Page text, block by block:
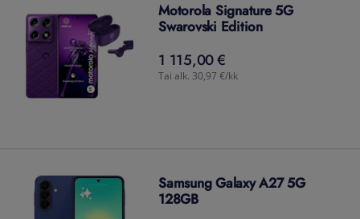
Motorola Signature 5G
Swarovski Edition
1 115,00 €
1 115,00€
Tai alk. 30,97 €/kk
Samsung Galaxy A27 5G
128GB